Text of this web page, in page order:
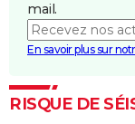
Inondations
et/ou
Boue
mail.
En savoir plus sur
RISQUE DE